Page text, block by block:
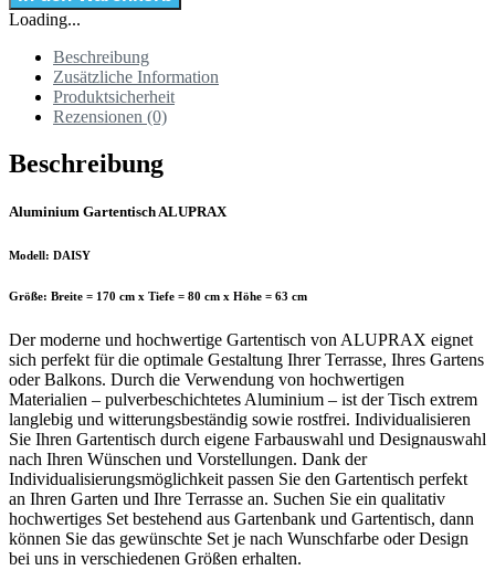
Loading...
Beschreibung
Zusätzliche Information
Produktsicherheit
Rezensionen (0)
Beschreibung
Aluminium Gartentisch ALUPRAX
Modell: DAISY
Größe: Breite = 170 cm x Tiefe = 80 cm x Höhe = 63 cm
Der moderne und hochwertige Gartentisch von ALUPRAX eignet
sich perfekt für die optimale Gestaltung Ihrer Terrasse, Ihres Gartens
oder Balkons. Durch die Verwendung von hochwertigen
Materialien – pulverbeschichtetes Aluminium – ist der Tisch extrem
langlebig und witterungsbeständig sowie rostfrei. Individualisieren
Sie Ihren Gartentisch durch eigene Farbauswahl und Designauswahl
nach Ihren Wünschen und Vorstellungen. Dank der
Individualisierungsmöglichkeit passen Sie den Gartentisch perfekt
an Ihren Garten und Ihre Terrasse an. Suchen Sie ein qualitativ
hochwertiges Set bestehend aus Gartenbank und Gartentisch, dann
können Sie das gewünschte Set je nach Wunschfarbe oder Design
bei uns in verschiedenen Größen erhalten.